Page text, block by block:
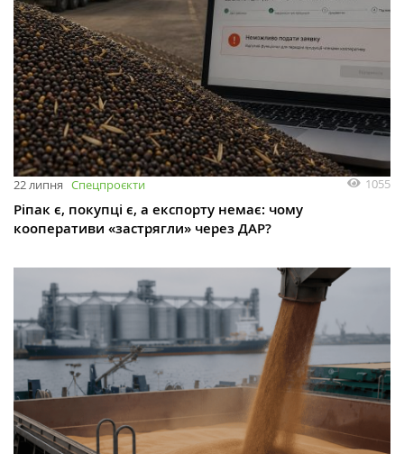
22 липня Спецпроєкти 1055
Ріпак є, покупці є, а експорту немає: чому
кооперативи «застрягли» через ДАР?